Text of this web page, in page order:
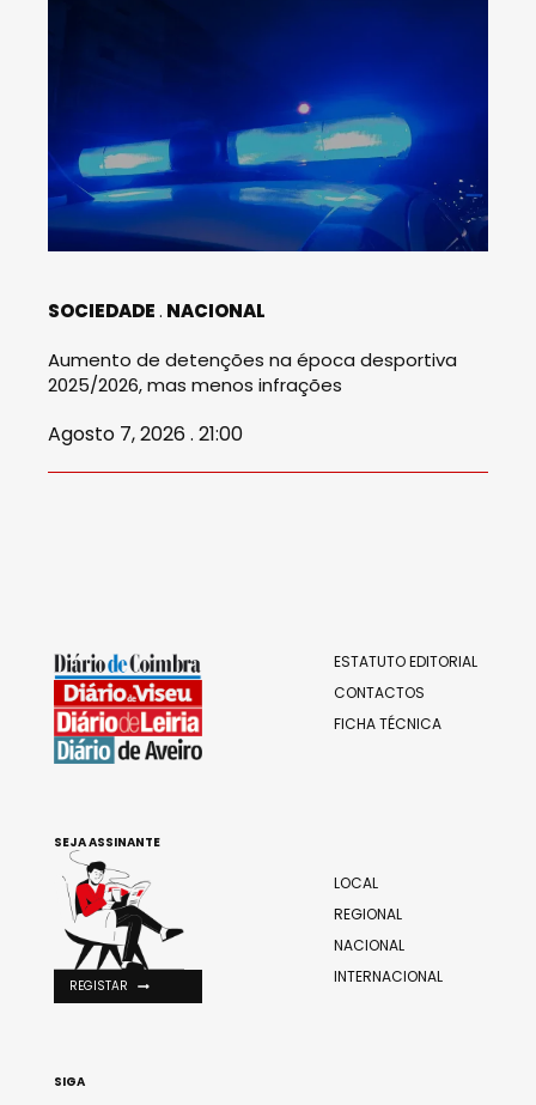
SOCIEDADE NACIONAL
Aumento de detenções na época desportiva
2025/2026, mas menos infrações
Agosto 7, 2026 . 21:00
ESTATUTO EDITORIAL
CONTACTOS
FICHA TÉCNICA
LOCAL
REGIONAL
NACIONAL
INTERNACIONAL
SEJA ASSINANTE
REGISTAR
SIGA